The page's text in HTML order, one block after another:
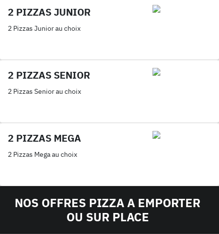
2 PIZZAS JUNIOR
2 Pizzas Junior au choix
2 PIZZAS SENIOR
2 Pizzas Senior au choix
2 PIZZAS MEGA
2 Pizzas Mega au choix
NOS OFFRES PIZZA A EMPORTER
OU SUR PLACE